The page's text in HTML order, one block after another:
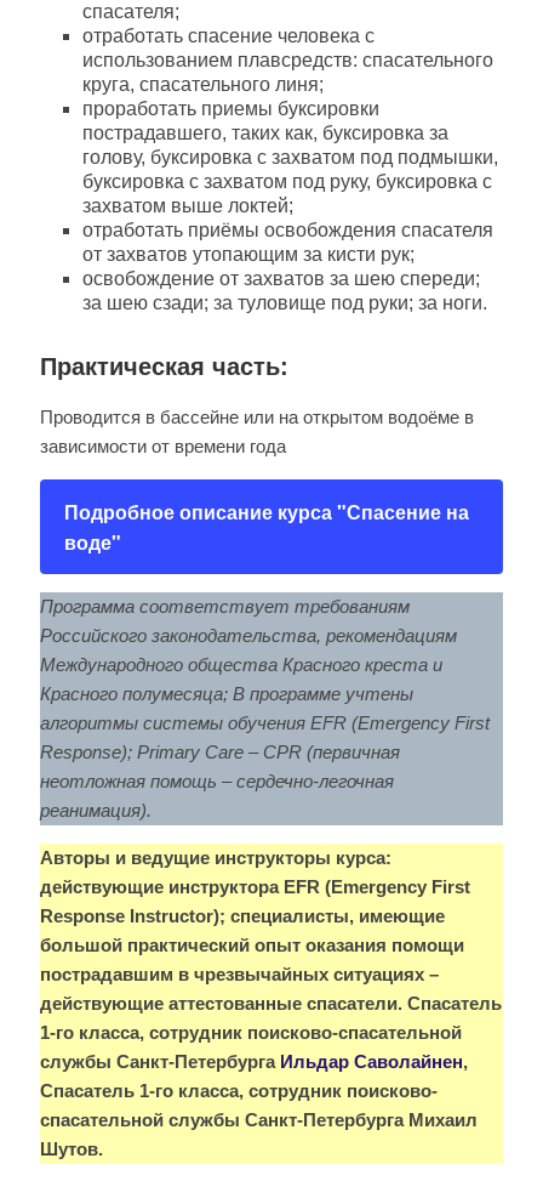
спасателя;
отработать спасение человека с
использованием плавсредств: спасательного
круга, спасательного линя;
проработать приемы буксировки
пострадавшего, таких как, буксировка за
голову, буксировка с захватом под подмышки,
буксировка с захватом под руку, буксировка с
захватом выше локтей;
отработать приёмы освобождения спасателя
от захватов утопающим за кисти рук;
освобождение от захватов за шею спереди;
за шею сзади; за туловище под руки; за ноги.
Практическая часть:
Проводится в бассейне или на открытом водоёме в
зависимости от времени года
Подробное описание курса "Спасение на
воде"
Программа соответствует требованиям
Российского законодательства, рекомендациям
Международного общества Красного креста и
Красного полумесяца; В программе учтены
алгоритмы системы обучения EFR (Emergency First
Response); Primary Care – CPR (первичная
неотложная помощь – сердечно-легочная
реанимация).
Авторы и ведущие инструкторы курса:
действующие инструктора EFR (Emergency First
Response Instructor); специалисты, имеющие
большой практический опыт оказания помощи
пострадавшим в чрезвычайных ситуациях –
действующие аттестованные спасатели. Спасатель
1-го класса, сотрудник поисково-спасательной
службы Санкт-Петербурга Ильдар Саволайнен,
Спасатель 1-го класса, сотрудник поисково-
спасательной службы Санкт-Петербурга Михаил
Шутов.